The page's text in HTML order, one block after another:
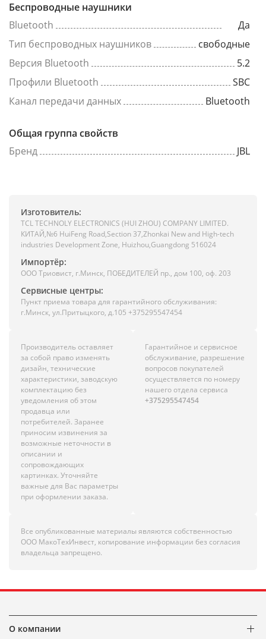
Беспроводные наушники
Bluetooth
Да
Тип беспроводных наушников
свободные
Версия Bluetooth
5.2
Профили Bluetooth
SBC
Канал передачи данных
Bluetooth
Общая группа свойств
Бренд
JBL
Изготовитель:
TCL TECHNOLY ELECTRONICS (HUI ZHOU) COMPANY LIMITED.
КИТАЙ,№6 HuiFeng Road,Section 37,Zhonkai New and High-tech
industries Development Zone, Huizhou,Guangdong 516024
Импортёр:
ООО Триовист, г.Минск, ПОБЕДИТЕЛЕЙ пр., дом 100, оф. 203
Сервисные центры:
Пункт приема товара для гарантийного обслуживания:
г.Минск, ул.Притыцкого, д.105 +375295547454
Производитель оставляет
за собой право изменять
дизайн, технические
характеристики, заводскую
комплектацию без
уведомления об этом
продавца или
потребителей. Заранее
приносим извинения за
возможные неточности в
описании и
сопровождающих
картинках. Уточняйте
важные для Вас параметры
при оформлении заказа.
Гарантийное и сервисное
обслуживание, разрешение
вопросов покупателей
осуществляется по номеру
нашего отдела сервиса
+375295547454
Все опубликованные материалы являются собственностью
ООО МакоТехИнвест, копирование информации без согласия
владельца запрещено.
О компании